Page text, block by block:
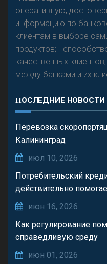
оперативную,
информацию по
клиентам в выборе
продуктов; -
качественных
между банками и их
ПОСЛЕДНИЕ НОВОСТИ
Перевозка
Калининград
июл 10, 2026
Потребительский
действительно
июн 16, 2026
Как регулирование
справедливую среду
июн 01, 2026